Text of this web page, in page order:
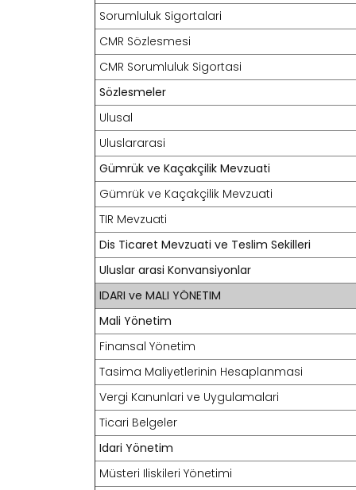
Sorumluluk Sigortalari
CMR Sözlesmesi
CMR Sorumluluk Sigortasi
Sözlesmeler
Ulusal
Uluslararasi
Gümrük ve Kaçakçilik Mevzuati
Gümrük ve Kaçakçilik Mevzuati
TIR Mevzuati
Dis Ticaret Mevzuati ve Teslim Sekilleri
Uluslar arasi Konvansiyonlar
IDARI ve MALI YÖNETIM
Mali Yönetim
Finansal Yönetim
Tasima Maliyetlerinin Hesaplanmasi
Vergi Kanunlari ve Uygulamalari
Ticari Belgeler
Idari Yönetim
Müsteri Iliskileri Yönetimi